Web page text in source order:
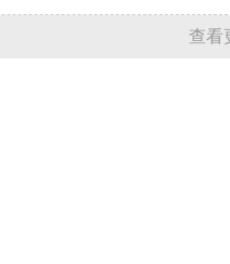
查看